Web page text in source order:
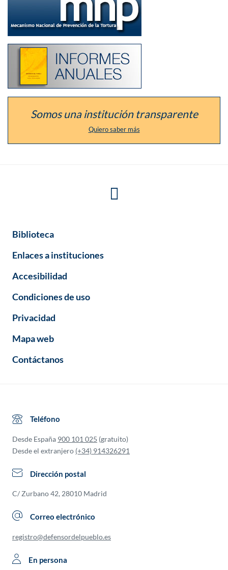
del
defensor
como
Mecanismo
Prevención
Listado
informes
anuales
de
la
Somos una institución transparente
Quiero saber más
Biblioteca
Enlaces a instituciones
Accesibilidad
Condiciones de uso
Privacidad
Mapa web
Contáctanos
Teléfono
Desde España 900 101 025 (gratuito)
Desde el extranjero (+34) 914326291
Dirección postal
C/ Zurbano 42, 28010 Madrid
Correo electrónico
registro@defensordelpueblo.es
En persona